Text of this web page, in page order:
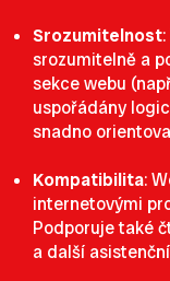
Srozumitelnost:
srozumitelně a
sekce webu
uspořádány
snadno
Kompatibilita:
internetovými
Podporuje také
a další